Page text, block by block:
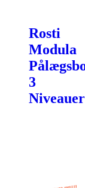
Rosti
Modula
3
Niveauer